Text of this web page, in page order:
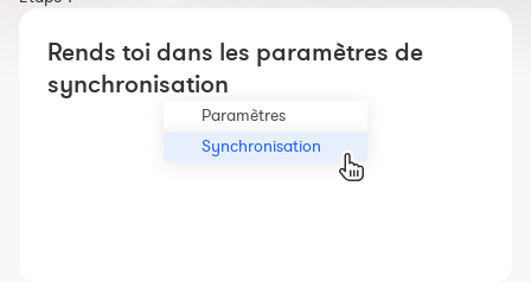
Sportif Premium
L'équipe Nolio
Rends toi dans les paramètres de
synchronisation
Paramètres
Synchronisation